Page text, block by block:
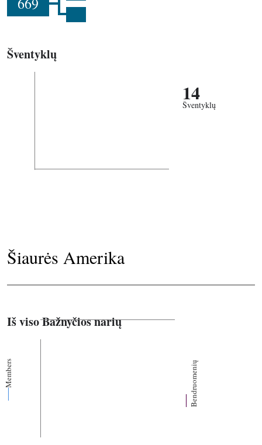
Šventyklų
14
Šventyklų
Šiaurės Amerika
Iš viso Bažnyčios narių
Members Bendruomenių